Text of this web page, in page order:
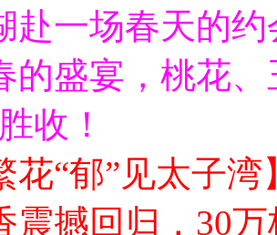
赴一场春天的
的盛宴，桃花
收！
花“郁”见太子
震撼回归，30